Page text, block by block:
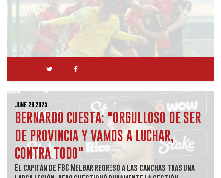
June 29,2025
BERNARDO CUESTA: "ORGULLOSO DE SER
DE PROVINCIA Y VAMOS A LUCHAR,
CONTRA TODO"
El capitán de FBC Melgar regresó a las canchas tras una